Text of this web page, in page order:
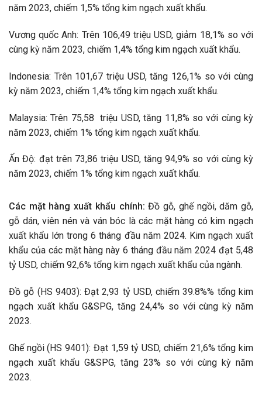
năm 2023, chiếm 1,5% tổng kim ngạch xuất khẩu.
Vương quốc Anh: Trên 106,49 triệu USD, giảm 18,1% so với
cùng kỳ năm 2023, chiếm 1,4% tổng kim ngạch xuất khẩu.
Indonesia: Trên 101,67 triệu USD, tăng 126,1% so với cùng
kỳ năm 2023, chiếm 1,4% tổng kim ngạch xuất khẩu.
Malaysia: Trên 75,58 triệu USD, tăng 11,8% so với cùng kỳ
năm 2023, chiếm 1% tổng kim ngạch xuất khẩu.
Ấn Độ: đạt trên 73,86 triệu USD, tăng 94,9% so với cùng kỳ
năm 2023, chiếm 1% tổng kim ngạch xuất khẩu.
Các mặt hàng xuất khẩu chính:Đồ gỗ, ghế ngồi, dăm gỗ,
gỗ dán, viên nén và ván bóc là các mặt hàng có kim ngạch
xuất khẩu lớn trong 6 tháng đầu năm 2024. Kim ngạch xuất
khẩu của các mặt hàng này 6 tháng đầu năm 2024 đạt 5,48
tỷ USD, chiếm 92,6% tổng kim ngạch xuất khẩu của ngành.
Đồ gỗ (HS 9403): Đạt 2,93 tỷ USD, chiếm 39.8%% tổng kim
ngạch xuất khẩu G&SPG, tăng 24,4% so với cùng kỳ năm
2023.
Ghế ngồi (HS 9401): Đạt 1,59 tỷ USD, chiếm 21,6% tổng kim
ngạch xuất khẩu G&SPG, tăng 23% so với cùng kỳ năm
2023.